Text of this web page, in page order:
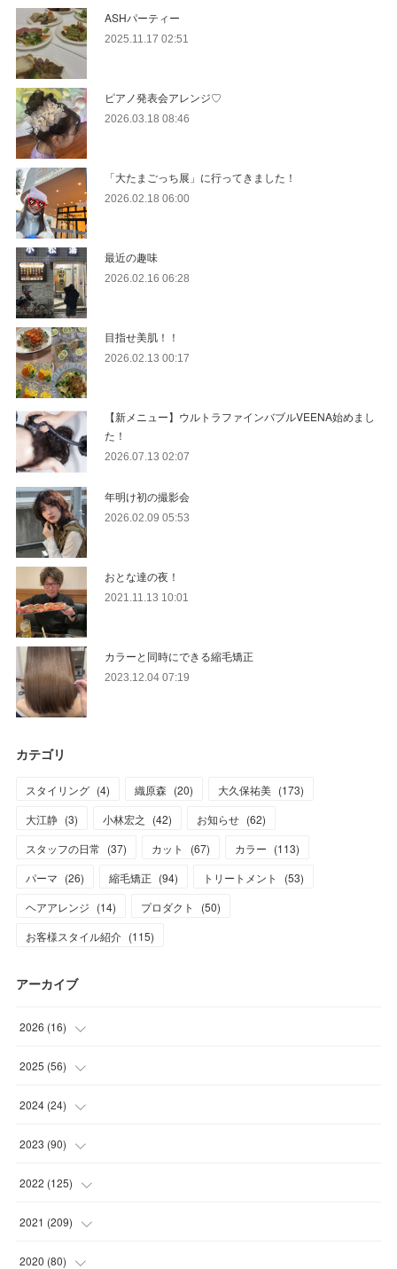
ASHパーティー
2025.11.17 02:51
ピアノ発表会アレンジ♡
2026.03.18 08:46
「大たまごっち展」に行ってきました！
2026.02.18 06:00
最近の趣味
2026.02.16 06:28
目指せ美肌！！
2026.02.13 00:17
【新メニュー】ウルトラファインバブルVEENA始めまし
た！
2026.07.13 02:07
年明け初の撮影会
2026.02.09 05:53
おとな達の夜！
2021.11.13 10:01
カラーと同時にできる縮毛矯正
2023.12.04 07:19
カテゴリ
スタイリング (4) 織原森 (20) 大久保祐美 (173)
大江静 (3) 小林宏之 (42) お知らせ (62)
スタッフの日常 (37) カット (67) カラー (113)
パーマ (26) 縮毛矯正 (94) トリートメント (53)
ヘアアレンジ (14) プロダクト (50)
お客様スタイル紹介 (115)
アーカイブ
2026 (16)
(1
(1
(7
(7)
2025 (56)
(5
(11 )
(17
(15
2024 (24)
(1
(1)
(2)
(9
2023 (90)
(12
(17
(16
2022 (125)
(8)
(11 )
2021 (209)
(9
2020 (80)